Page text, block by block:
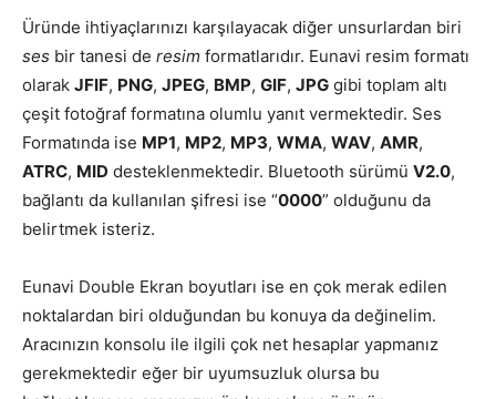
Üründe ihtiyaçlarınızı karşılayacak diğer unsurlardan biri
ses bir tanesi de resim formatlarıdır. Eunavi resim formatı
olarak JFIF, PNG, JPEG, BMP, GIF, JPG gibi toplam altı
çeşit fotoğraf formatına olumlu yanıt vermektedir. Ses
Formatında ise MP1, MP2, MP3, WMA, WAV, AMR,
ATRC, MID desteklenmektedir. Bluetooth sürümü V2.0,
bağlantı da kullanılan şifresi ise “0000” olduğunu da
belirtmek isteriz.
Eunavi Double Ekran boyutları ise en çok merak edilen
noktalardan biri olduğundan bu konuya da değinelim.
Aracınızın konsolu ile ilgili çok net hesaplar yapmanız
gerekmektedir eğer bir uyumsuzluk olursa bu